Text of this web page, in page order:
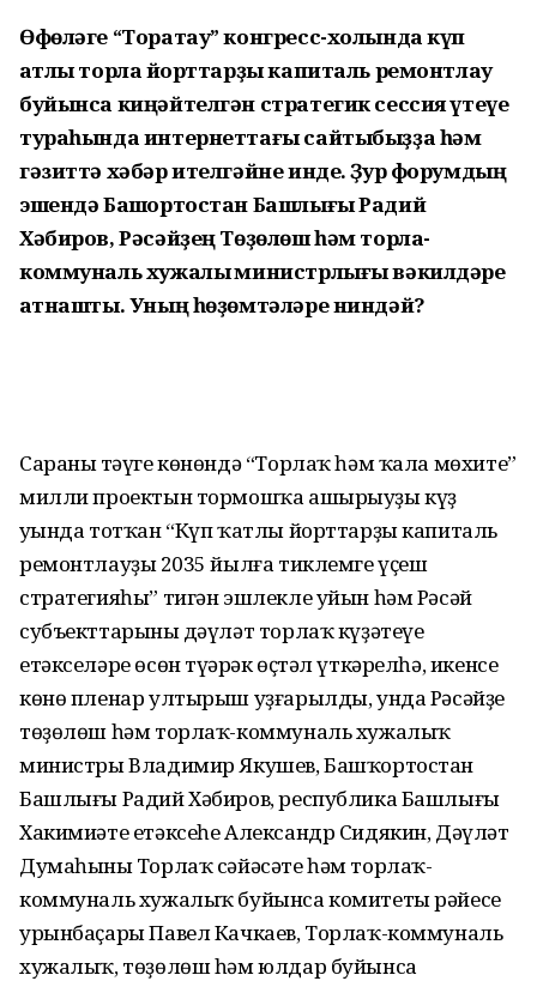
Өфөләге “Торатау” конгресс-холында күп
ҡатлы торлаҡ йорттарҙы капиталь ремонтлау
буйынса киңәйтелгән стратегик сессия үтеүе
тураһында интернеттағы сайтыбыҙҙа һәм
гәзиттә хәбәр ителгәйне инде. Ҙур форумдың
эшендә Башҡортостан Башлығы Радий
Хәбиров, Рәсәйҙең Төҙөлөш һәм торлаҡ-
коммуналь хужалыҡ министрлығы вәкилдәре
ҡатнашты. Уның һөҙөмтәләре ниндәй?
Сараның тәүге көнөндә “Торлаҡ һәм ҡала мөхите”
милли проектын тормошҡа ашырыуҙы күҙ
уңында тотҡан “Күп ҡатлы йорттарҙы капиталь
ремонтлауҙың 2035 йылға тиклемге үҫеш
стратегияһы” тигән эшлекле уйын һәм Рәсәй
субъекттарының дәүләт торлаҡ күҙәтеүе
етәкселәре өсөн түңәрәк өҫтәл үткәрелһә, икенсе
көнө пленар ултырыш уҙғарылды, унда Рәсәйҙең
төҙөлөш һәм торлаҡ-коммуналь хужалыҡ
министры Владимир Якушев, Башҡортостан
Башлығы Радий Хәбиров, республика Башлығы
Хакимиәте етәксеһе Александр Сидякин, Дәүләт
Думаһының Торлаҡ сәйәсәте һәм торлаҡ-
коммуналь хужалыҡ буйынса комитеты рәйесе
урынбаҫары Павел Качкаев, Торлаҡ-коммуналь
хужалыҡ, төҙөлөш һәм юлдар буйынса